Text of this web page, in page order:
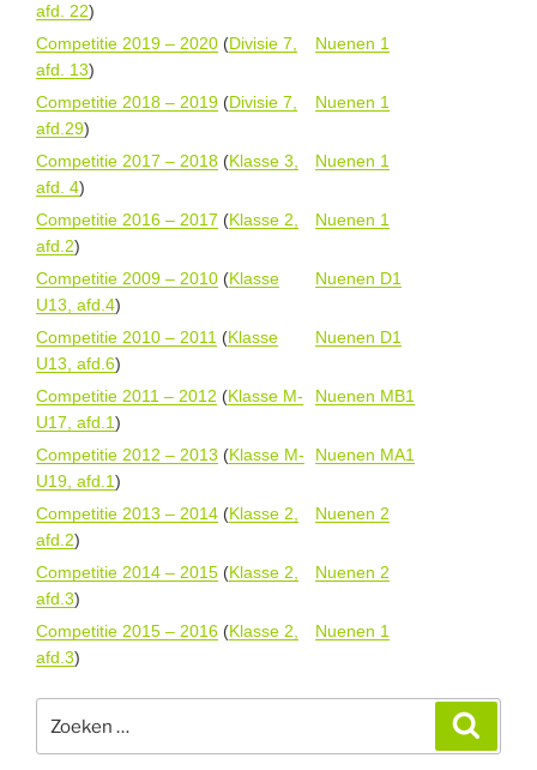
afd. 22)
Competitie 2019 – 2020 (Divisie 7,
afd. 13)
Nuenen 1
Competitie 2018 – 2019 (Divisie 7,
afd.29)
Nuenen 1
Competitie 2017 – 2018 (Klasse 3,
afd. 4)
Nuenen 1
Competitie 2016 – 2017 (Klasse 2,
afd.2)
Nuenen 1
Competitie 2009 – 2010 (Klasse
U13, afd.4)
Nuenen D1
Competitie 2010 – 2011 (Klasse
U13, afd.6)
Nuenen D1
Competitie 2011 – 2012 (Klasse M-
U17, afd.1 )
Nuenen MB1
Competitie 2012 – 2013 (Klasse M-
U19, afd.1 )
Nuenen MA1
Competitie 2013 – 2014 (Klasse 2,
afd.2)
Nuenen 2
Competitie 2014 – 2015 (Klasse 2,
afd.3)
Nuenen 2
Competitie 2015 – 2016 (Klasse 2,
afd.3)
Nuenen 1
naar: